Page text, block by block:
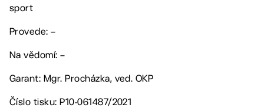
sport
Provede: –
Na vědomí: –
Garant: Mgr. Procházka, ved. OKP
Číslo tisku: P10-061487/2021